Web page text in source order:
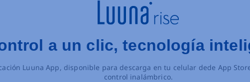
a un clic, tecnología
Luuna App, disponible para descarga en tu celular dede App
control inalámbrico.